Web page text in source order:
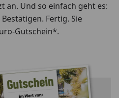
an. Und so einfach geht es:
Fertig. Sie
Gutschein*.